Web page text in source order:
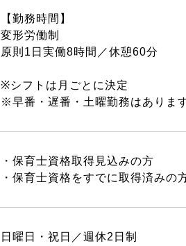
【勤務時間】
変形労働制
原則1日実働8時間／休憩60分
※シフトは月ごとに決定
※早番・遅番・土曜勤務はあります
・保育士資格取得見込みの方
・保育士資格をすでに取得済みの
日曜日・祝日／週休2日制